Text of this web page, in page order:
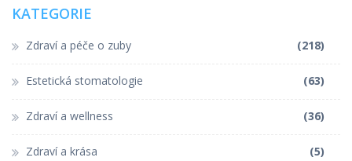
KATEGORIE
Zdraví a péče o zuby (218)
Estetická stomatologie (63)
Zdraví a wellness (36)
Zdraví a krása (5)